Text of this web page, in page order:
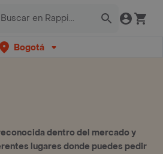
Bogotá
dentro del mercado y
lugares donde puedes pedir